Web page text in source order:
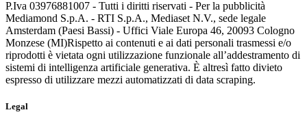
P.Iva 03976881007 - Tutti i diritti riservati - Per la pubblicità
Mediamond S.p.A. - RTI S.p.A., Mediaset N.V., sede legale
Amsterdam (Paesi Bassi) - Uffici Viale Europa 46, 20093 Cologno
Monzese (MI)Rispetto ai contenuti e ai dati personali trasmessi e/o
riprodotti è vietata ogni utilizzazione funzionale all’addestramento di
sistemi di intelligenza artificiale generativa. È altresì fatto divieto
espresso di utilizzare mezzi automatizzati di data scraping.
Legal